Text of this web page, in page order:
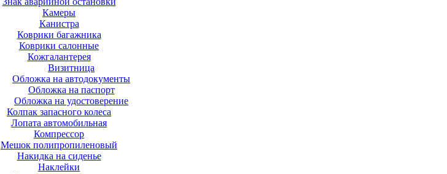
Камеры
Канистра
Коврики багажника
Коврики салонные
Кожгалантерея
Визитница
Обложка на автодокументы
Обложка на паспорт
Обложка на удостоверение
Колпак запасного колеса
Лопата автомобильная
Компрессор
Мешок полипропиленовый
Накидка на сиденье
Наклейки